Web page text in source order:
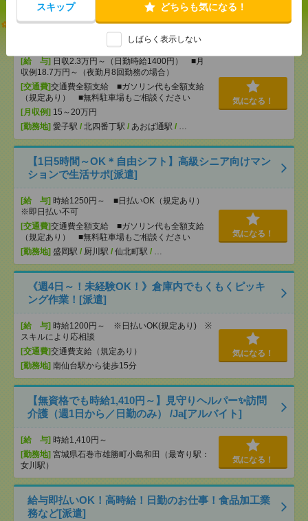
スキップ どちらも気になる！
しばらく表示しない
入浴ナシ＊夜勤でゆったり見守りだけ＊週1日～無理
[給 与] 日収2.3万円～（日勤時給1400円） ■月
収例18.7万円～（夜勤月8回勤務の場合）
[交通費]交通費全額支給 ■ガソリン代も全額支給
（規定あり） ■無料駐車場もご相談ください
[月収例] 15～20万円
[勤務地] 愛子駅 / 北四番丁駅 / あおば通駅 / …
気になる！
【1日5時間～OK＊自由シフト】高級シニア向けマン
ションで生活サポ[派遣]
[給 与] 時給1250円～ ■日払いOK（規定あり）
※即日払い不可
[交通費]交通費全額支給 ■ガソリン代も全額支給
（規定あり） ■無料駐車場もご相談ください
[勤務地] 盛岡駅 / 厨川駅 / 仙北町駅 / …
気になる！
《週4日～！未経験OK！》倉庫内でもくもくピッキ
ング作業！[派遣]
[給 与] 時給1200円～ ※日払いOK(規定あり) ※
スキルにより応相談
[交通費]交通費支給（規定あり）
[勤務地] 南仙台駅から徒歩15分
気になる！
【無資格でも時給1,410円～】見守りヘルパー✨訪問
介護（週1日から／日勤のみ） /Ja[アルバイト]
[給 与] 時給1,410円～
[勤務地] 宮城県石巻市雄勝町小島和田（最寄り駅：
女川駅）
気になる！
給与即払いOK！高時給！日勤のお仕事！食品加工業
務など[派遣]